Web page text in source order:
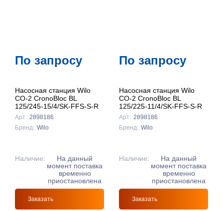
По запросу
Насосная станция Wilo
CO-2 CronoBloc BL
125/245-15/4/SK-FFS-S-R
Арт: 2898186
Бренд: Wilo
Наличие:
На данный
момент поставка
временно
приостановлена
Заказать
По запросу
Насосная станция Wilo
CO-2 CronoBloc BL
125/225-11/4/SK-FFS-S-R
Арт: 2898186
Бренд: Wilo
Наличие:
На данный
момент поставка
временно
приостановлена
Заказать